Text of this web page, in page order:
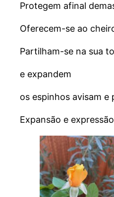
Protegem afinal
Oferecem-se ao
Partilham-se na sua
e expandem
os espinhos avisam
Expansão e